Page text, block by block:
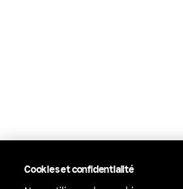
Cookies et confidentialité